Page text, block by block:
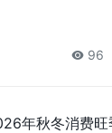
96
年秋冬消费